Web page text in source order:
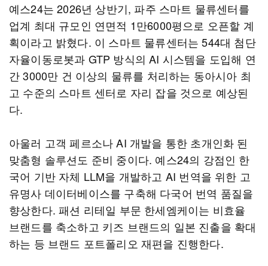
예스24는 2026년 상반기, 파주 스마트 물류센터를
업계 최대 규모인 연면적 1만6000평으로 오픈할 계
획이라고 밝혔다. 이 스마트 물류센터는 544대 첨단
자율이동로봇과 GTP 방식의 AI 시스템을 도입해 연
간 3000만 건 이상의 물류를 처리하는 동아시아 최
고 수준의 스마트 센터로 자리 잡을 것으로 예상된
다.
아울러 고객 페르소나 AI 개발을 통한 초개인화 된
맞춤형 솔루션도 준비 중이다. 예스24의 강점인 한
국어 기반 자체 LLM을 개발하고 AI 번역을 위한 고
유명사 데이터베이스를 구축해 다국어 번역 품질을
향상한다. 패션 리테일 부문 한세엠케이는 비효율
브랜드를 축소하고 키즈 브랜드의 일본 진출을 확대
하는 등 브랜드 포트폴리오 재편을 진행한다.